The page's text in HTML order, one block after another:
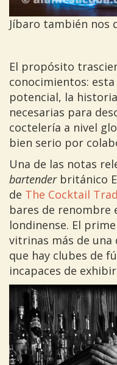
Jíbaro también nos
El propósito
conocimientos:
potencial, la
necesarias para
coctelería a nivel
bien serio por
Una de las notas
bartender británico
de The Cocktail
bares de renombre
londinense. El
vitrinas más de una
que hay clubes de
incapaces de